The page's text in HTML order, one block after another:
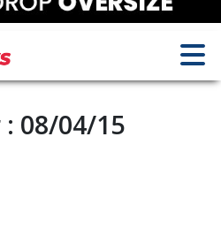
08/04/15